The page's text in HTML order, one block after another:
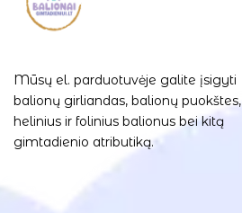
Mūsų el. parduotuvėje galite įsigyti
balionų girliandas, balionų puokštes,
helinius ir folinius balionus bei kitą
gimtadienio atributiką.